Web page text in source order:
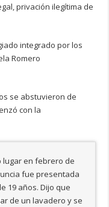
privación ilegítima de
integrado por los
Romero
se abstuvieron de
con la
lugar en febrero de
fue presentada
19 años. Dijo que
de un lavadero y se